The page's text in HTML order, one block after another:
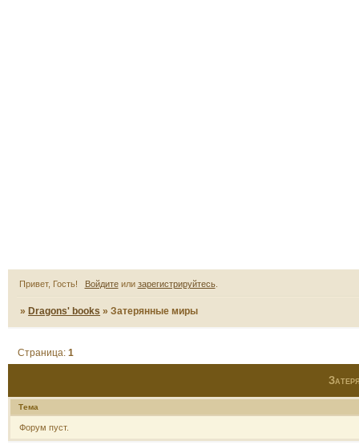
Привет, Гость! Войдитеили зарегистрируйтесь.
»Dragons' books »Затерянные миры
Страница:1
Тема
Форум пуст.